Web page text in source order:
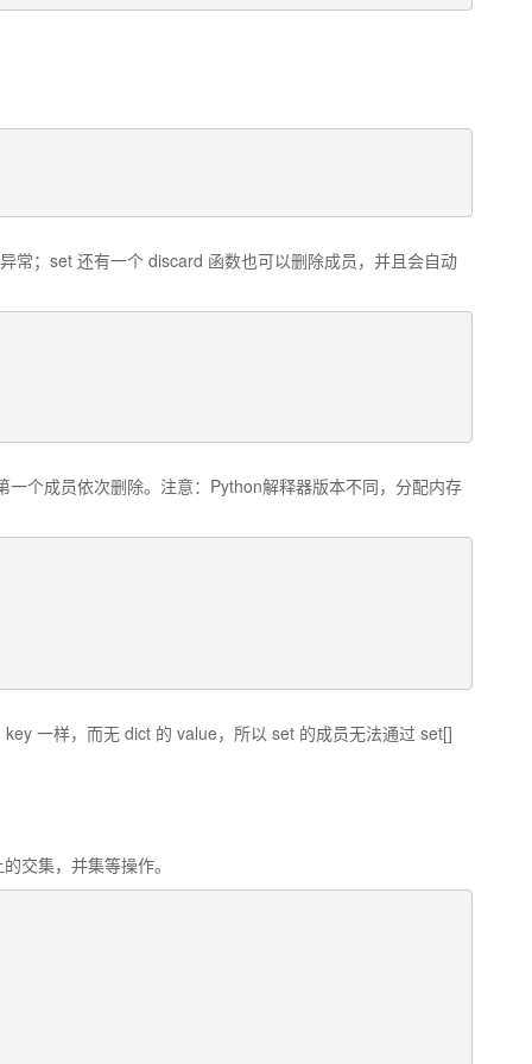
常；set 还有一个 discard 函数也可以删除成员，并且会自动
个成员依次删除。注意：Python解释器版本不同，分配内存
一样，而无 dict 的 value，所以 set 的成员无法通过 set[]
交集，并集等操作。